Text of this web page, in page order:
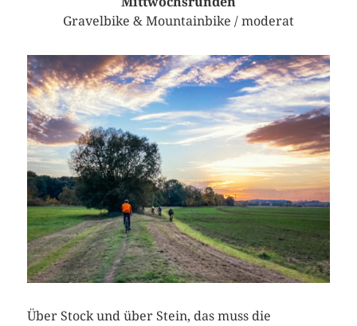
Gravelbike & Mountainbike / moderat
Über Stock und über Stein, das muss die